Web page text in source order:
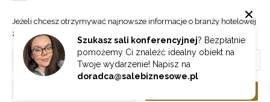
Szukasz sali konferencyjnej? Bezpłatnie
pomożemy Ci znaleźć idealny obiekt na
Twoje wydarzenie! Napisz na
doradca@salebiznesowe.pl
Jeżeli chcesz otrzymywać najnowsze informacje o branży hotelowej
zapisz się do naszego newslettera.